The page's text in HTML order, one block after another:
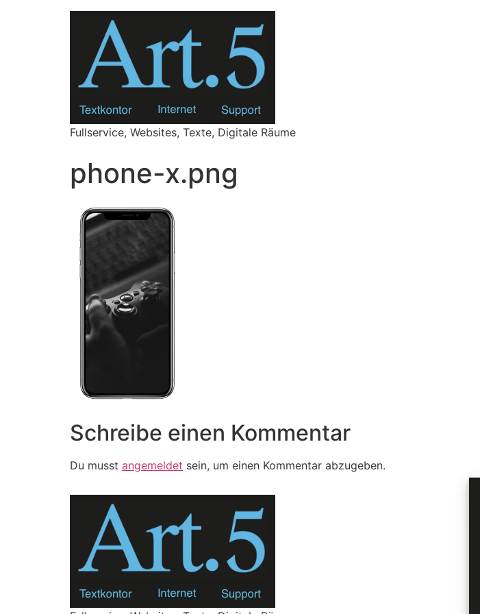
Fullservice, Websites, Texte, Digitale Räume
phone-x.png
Schreibe einen Kommentar
Du musst angemeldet sein, um einen Kommentar abzugeben.